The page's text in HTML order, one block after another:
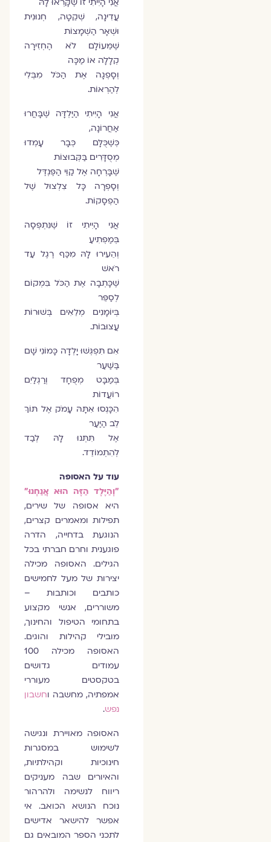
עֲדִינָה, שְׁקֵטָה, חְנוּנִית
וּשְׁאָר הַשְׁמָצוֹת
שֶׁמֵּעוֹלָם לֹא הֶחְזִירָה
קְלָלָה אוֹ מַכָּה
וְסָפְגָה אֶת הַכֹּל מִבְּלִי
לְהַרְאוֹת.
אֲנִי הָיִיתִי הַיַּלְדָּה שֶׁבָּחֲרוּ
אַחֲרוֹנָה,
כְּשֶׁכֻּלָּם כְּבָר עָמְדוּ
מְסֻדָּרִים בַּקְּבוּצוֹת
שֶׁבָּרְחָה אֶל קַוֵּי הַפֶּנְדֶּל
וְסָפְרָה כָּל צִלְצוּל שֶׁל
הַפְסָקוֹת.
אֲנִי הָיִיתִי זוֹ שֶׁנִּתְפְּסָה
בְּמַפְתִיעַ
וְהֵעִירוּ לָהּ מִכַּף רֶגֶל עַד
רֹאשׁ
שֶׁכָּתְבָה אֶת הַכֹּל בִּמְקוֹם
לְסַפֵּר
בְּיוֹמָנִים מְלֵאִים בְּשׁוּרוֹת
עֲצוּבוֹת.
אִם תִּפְגְּשׁוּ יָלְדָה כָּמוֹנִי שָׁם
בַּשַּׁעַר
בְּמַבָּט מְפֻחָד וְרַגְלַיִם
רוֹעֲדוֹת
הִכָּנְסוּ אִתָּהּ עָמֹק אֶל תּוֹךְ
לֵב הַיַּעַר
אֶל תִּתְּנוּ לָהּ לְבַד
לְהִתְמוֹדֵד.
עוד על האסופה
"וְהַיֶּלֶד הַזֶּה הוּא אֲנַחְנוּ"
היא אסופה של שירים,
תפילות ומאמרים קצרים,
הנוגעת בדחייה, הדרה
פוגענית וחרם חברתי בכל
הגילים. האסופה מכילה
יצירות של מעל לחמישים
כותבים וכותבות –
משוררים, אנשי מקצוע
בתחומי הטיפול והחינוך,
מובילי קהילות והוגים.
האסופה מכילה 100
עמודים גדושים
בטקסטים מעוררי
אמפתיה, מחשבה וחשבון
נפש.
האסופה מאויירת ונגישה
לשימוש במסגרות
חינוכיות וקהילתיות,
והאיורים שבה מעניקים
ריווח לנשימה ולהרהור
נוכח הנושא הכואב. אי
אפשר להישאר אדישים
לתכני הספר המובאים גם